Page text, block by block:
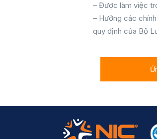
– Được làm việc
– Hưởng các
quy định của Bộ